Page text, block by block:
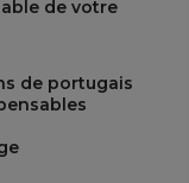
de votre
de portugais